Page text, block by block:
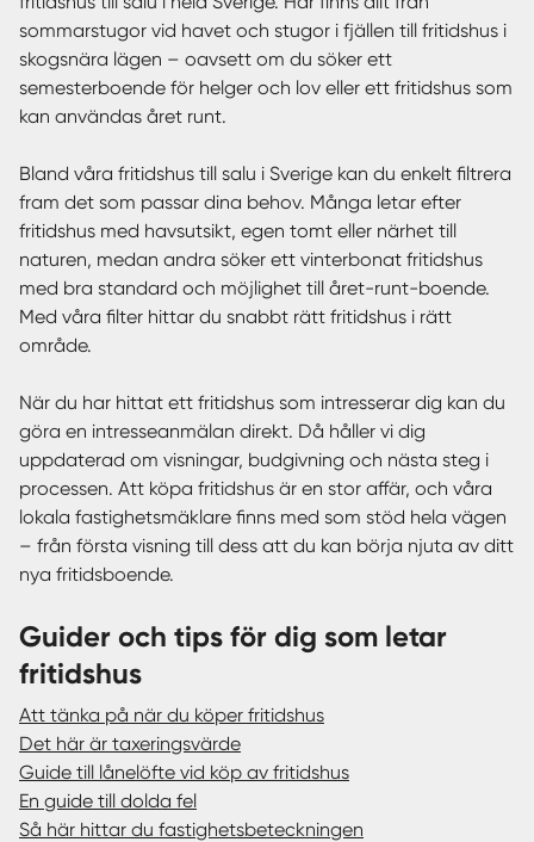
sommarstugor vid havet och stugor i fjällen till fritidshus i
skogsnära lägen – oavsett om du söker ett
semesterboende för helger och lov eller ett fritidshus som
kan användas året runt.
Bland våra fritidshus till salu i Sverige kan du enkelt filtrera
fram det som passar dina behov. Många letar efter
fritidshus med havsutsikt, egen tomt eller närhet till
naturen, medan andra söker ett vinterbonat fritidshus
med bra standard och möjlighet till året-runt-boende.
Med våra filter hittar du snabbt rätt fritidshus i rätt
område.
När du har hittat ett fritidshus som intresserar dig kan du
göra en intresseanmälan direkt. Då håller vi dig
uppdaterad om visningar, budgivning och nästa steg i
processen. Att köpa fritidshus är en stor affär, och våra
lokala fastighetsmäklare finns med som stöd hela vägen
– från första visning till dess att du kan börja njuta av ditt
nya fritidsboende.
Guider och tips för dig som letar
fritidshus
Att tänka på när du köper fritidshus
Det här är taxeringsvärde
Guide till lånelöfte vid köp av fritidshus
En guide till dolda fel
Så här hittar du fastighetsbeteckningen